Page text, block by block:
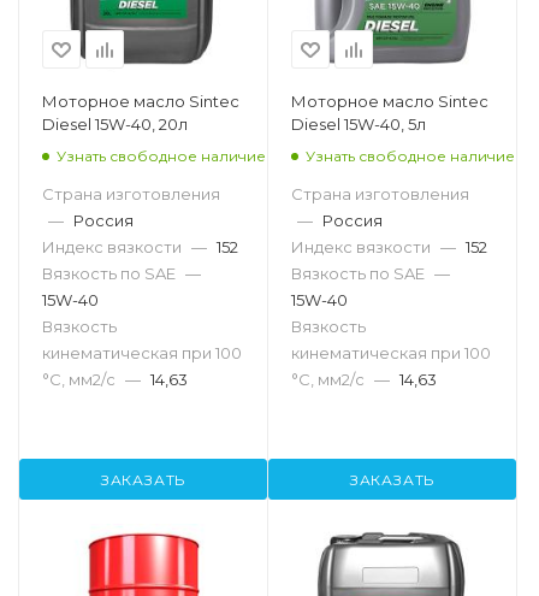
Моторное масло Sintec
Diesel 15W-40, 20л
Узнать свободное наличие
Страна изготовления
— Россия
Индекс вязкости — 152
Вязкость по SAE —
15W-40
Вязкость
кинематическая при 100
°С, мм2/с — 14,63
ЗАКАЗАТЬ
Моторное масло Sintec
Diesel 15W-40, 5л
Узнать свободное наличие
Страна изготовления
— Россия
Индекс вязкости — 152
Вязкость по SAE —
15W-40
Вязкость
кинематическая при 100
°С, мм2/с — 14,63
ЗАКАЗАТЬ